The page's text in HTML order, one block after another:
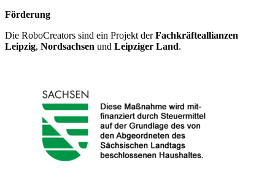
Förderung
Die RoboCreators sind ein Projekt derFachkräfteallianzen
Leipzig, Nordsachsen und Leipziger Land.